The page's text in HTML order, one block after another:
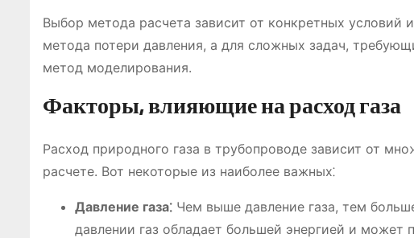
Выбор метода расчета зависит от конкретных
метода потери давления, а для сложных задач,
метод моделирования.
Факторы, влияющие на расход газа
Расход природного газа в трубопроводе зависит от
расчете. Вот некоторые из наиболее важных⁚
Давление газа⁚ Чем выше давление газа, тем
давлении газ обладает большей энергией и может